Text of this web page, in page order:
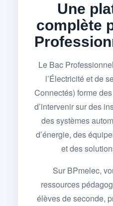
Une
complète
Le Bac
l’Électricité et de
Connectés) forme
d’intervenir sur des
des systèmes
d’énergie, des
et des
Sur BPmelec,
ressources
élèves de seconde,